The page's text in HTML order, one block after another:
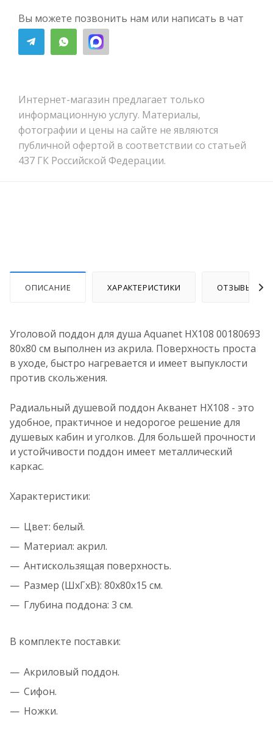
Вы можете позвонить нам или написать в чат
Интернет-магазин предлагает только
информационную услугу. Материалы,
фотографии и цены на сайте не являются
публичной офертой в соответствии со статьей
437 ГК Российской Федерации.
ОПИСАНИЕ ХАРАКТЕРИСТИКИ ОТЗЫВЫ
Уголовой поддон для душа Aquanet НХ108 00180693
80x80 см выполнен из акрила. Поверхность проста
в уходе, быстро нагревается и имеет выпуклости
против скольжения.
Радиальный душевой поддон Акванет НХ108 - это
удобное, практичное и недорогое решение для
душевых кабин и уголков. Для большей прочности
и устойчивости поддон имеет металлический
каркас.
Характеристики:
Цвет: белый.
Материал: акрил.
Антискользящая поверхность.
Размер (ШxГxВ): 80x80x15 см.
Глубина поддона: 3 см.
В комплекте поставки:
Акриловый поддон.
Сифон.
Ножки.